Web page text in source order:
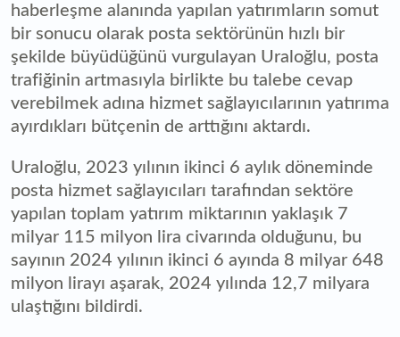
haberleşme alanında yapılan yatırımların somut
bir sonucu olarak posta sektörünün hızlı bir
şekilde büyüdüğünü vurgulayan Uraloğlu, posta
trafiğinin artmasıyla birlikte bu talebe cevap
verebilmek adına hizmet sağlayıcılarının yatırıma
ayırdıkları bütçenin de arttığını aktardı.
Uraloğlu, 2023 yılının ikinci 6 aylık döneminde
posta hizmet sağlayıcıları tarafından sektöre
yapılan toplam yatırım miktarının yaklaşık 7
milyar 115 milyon lira civarında olduğunu, bu
sayının 2024 yılının ikinci 6 ayında 8 milyar 648
milyon lirayı aşarak, 2024 yılında 12,7 milyara
ulaştığını bildirdi.